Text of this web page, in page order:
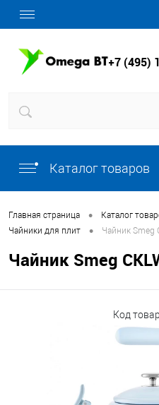
+7 (495)
Каталог товаров
Главная страница • Каталог
Чайники для плит • Чайник Smeg
Чайник Smeg
Код